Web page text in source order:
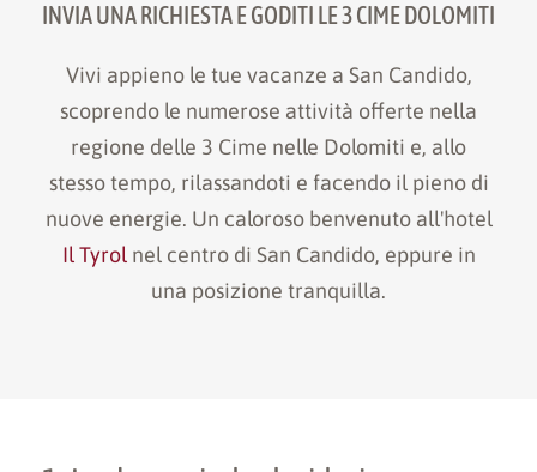
INVIA UNA RICHIESTA E GODITI LE 3 CIME DOLOMITI
Vivi appieno le tue vacanze a San Candido,
scoprendo le numerose attività offerte nella
regione delle 3 Cime nelle Dolomiti e, allo
stesso tempo, rilassandoti e facendo il pieno di
nuove energie. Un caloroso benvenuto all'hotel
Il Tyrolnel centro di San Candido, eppure in
una posizione tranquilla.